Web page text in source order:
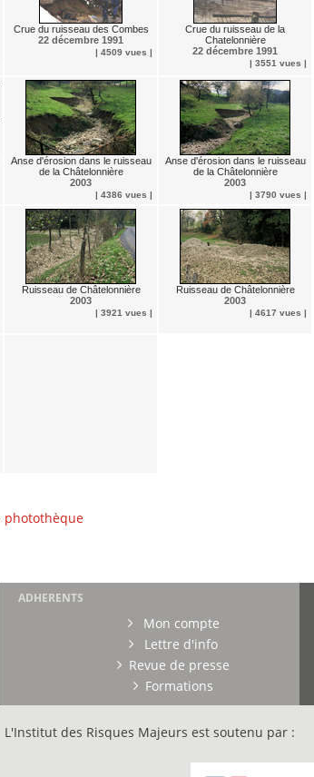
Crue du ruisseau des Combes
22 décembre 1991
| 4509 vues |
Crue du ruisseau de la
Chatelonnière
22 décembre 1991
| 3551 vues |
Anse d'érosion dans le ruisseau
de la Châtelonnière
2003
| 4386 vues |
Anse d'érosion dans le ruisseau
de la Châtelonnière
2003
| 3790 vues |
Ruisseau de Châtelonnière
2003
| 3921 vues |
Ruisseau de Châtelonnière
2003
| 4617 vues |
photothèque
ADHERENTS
Mon compte
Lettre d'info
Revue de presse
Formations
L'Institut des Risques Majeurs est soutenu par :